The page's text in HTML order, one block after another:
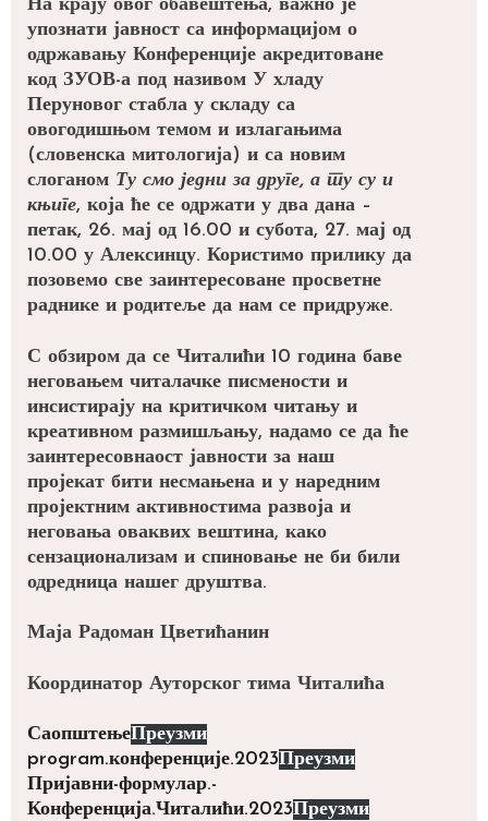
На крају овог обавештења, важно је
упознати јавност са информацијом о
одржавању Конференције акредитоване
код ЗУОВ-а под називом У хладу
Перуновог стабла у складу са
овогодишњом темом и излагањима
(словенска митологија) и са новим
слоганом Ту смо једни за друге, а ту су и
књиге, која ће се одржати у два дана –
петак, 26. мај од 16.00 и субота, 27. мај од
10.00 у Алексинцу. Користимо прилику да
позовемо све заинтересоване просветне
раднике и родитеље да нам се придруже.
С обзиром да се Читалићи 10 година баве
неговањем читалачке писмености и
инсистирају на критичком читању и
креативном размишљању, надамо се да ће
заинтересовнаост јавности за наш
пројекат бити несмањена и у наредним
пројектним активностима развоја и
неговања оваквих вештина, како
сензационализам и спиновање не би били
одредница нашег друштва.
Маја Радоман Цветићанин
Координатор Ауторског тима Читалића
СаопштењеПреузми
program.конференције.2023Преузми
Пријавни-формулар.-
Конференција.Читалићи.2023Преузми